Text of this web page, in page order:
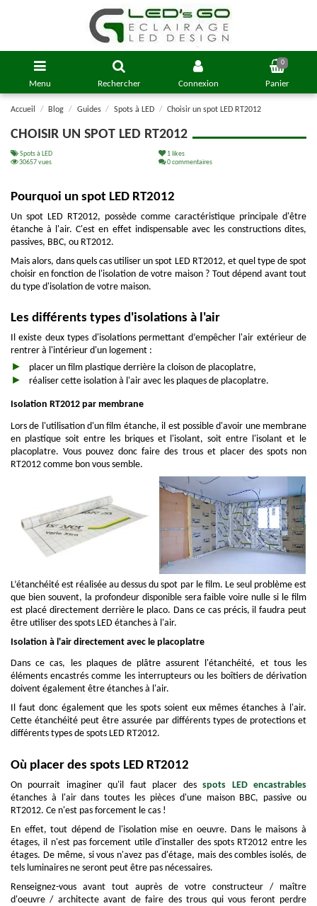
Menu Rechercher Connexion
0
Panier
Accueil Blog Guides Spots à LED Choisir un spot LED RT2012
CHOISIR UN SPOT LED RT2012
Spots à LED 1likes
30657 vues
0 commentaires
Pourquoi un spot LED RT2012
Un spot LED RT2012, possède comme caractéristique principale d'être
étanche à l'air. C'est en effet indispensable avec les constructions dites,
passives, BBC, ou RT2012.
Mais alors, dans quels cas utiliser un spot LED RT2012, et quel type de spot
choisir en fonction de l'isolation de votre maison ? Tout dépend avant tout
du type d'isolation de votre maison.
Les différents types d'isolations à l'air
Il existe deux types d'isolations permettant d’empêcher l'air extérieur de
rentrer à l'intérieur d'un logement :
placer un film plastique derrière la cloison de placoplatre,
réaliser cette isolation à l'air avec les plaques de placoplatre.
Isolation RT2012 par membrane
Lors de l'utilisation d'un film étanche, il est possible d'avoir une membrane
en plastique soit entre les briques et l'isolant, soit entre l'isolant et le
placoplatre. Vous pouvez donc faire des trous et placer des spots non
RT2012 comme bon vous semble.
L’étanchéité est réalisée au dessus du spot par le film. Le seul problème est
que bien souvent, la profondeur disponible sera faible voire nulle si le film
est placé directement derrière le placo. Dans ce cas précis, il faudra peut
être utiliser des spots LED étanches à l'air.
Isolation à l'air directement avec le placoplatre
Dans ce cas, les plaques de plâtre assurent l'étanchéité, et tous les
éléments encastrés comme les interrupteurs ou les boîtiers de dérivation
doivent également être étanches à l'air.
Il faut donc également que les spots soient eux mêmes étanches à l'air.
Cette étanchéité peut être assurée par différents types de protections et
différents types de spots LED RT2012.
Où placer des spots LED RT2012
On pourrait imaginer qu'il faut placer desspots LED encastrables
étanches à l'air dans toutes les pièces d'une maison BBC, passive ou
RT2012. Ce n'est pas forcement le cas !
En effet, tout dépend de l'isolation mise en oeuvre. Dans le maisons à
étages, il n'est pas forcement utile d'installer des spots RT2012 entre les
étages. De même, si vous n'avez pas d'étage, mais des combles isolés, de
tels luminaires ne seront peut être pas nécessaires.
Renseignez-vous avant tout auprès de votre constructeur / maître
d'oeuvre / architecte avant de faire des trous qui vous feront perdre